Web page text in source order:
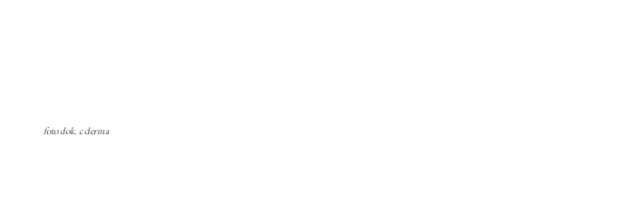
foto dok. c derma